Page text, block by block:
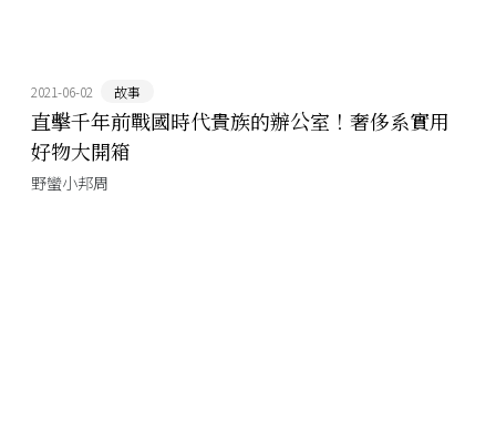
2021-06-02 故事
直擊千年前戰國時代貴族的辦公室！奢侈系實用
好物大開箱
野蠻小邦周